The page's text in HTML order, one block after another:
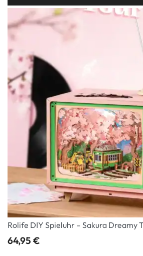
Rolife DIY Spieluhr – Sakura Dreamy
64,95 €